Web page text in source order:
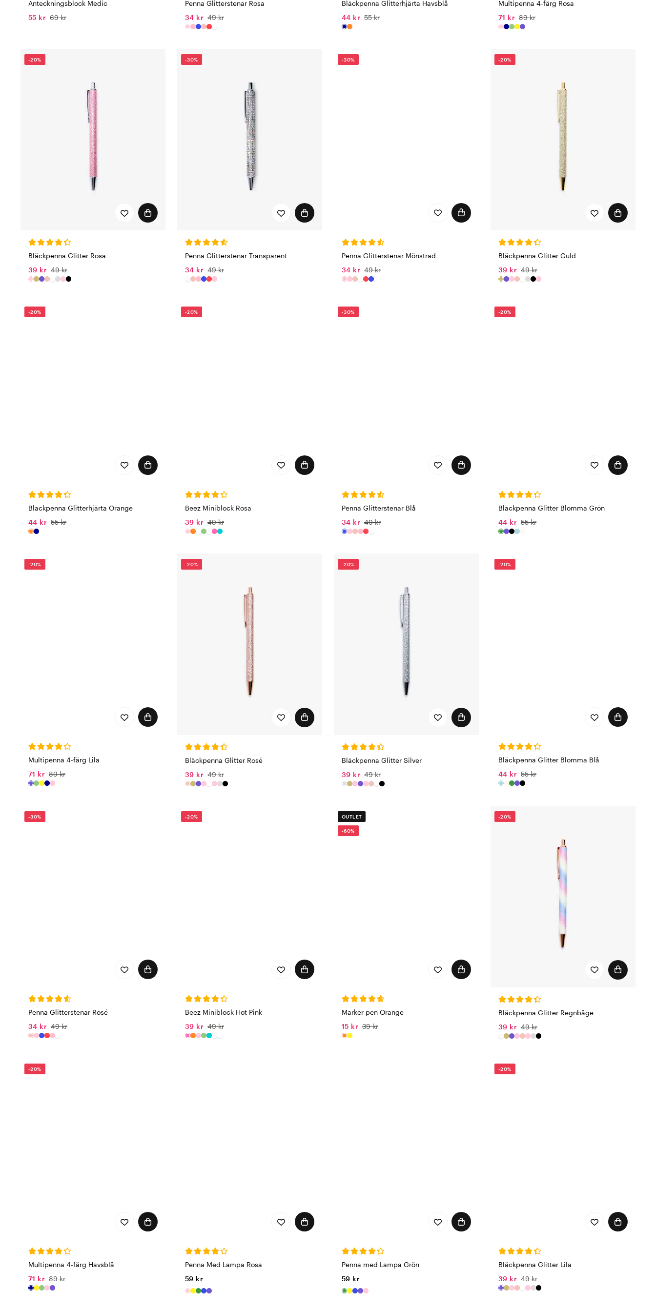
Anteckningsblock Medic
55 kr 69 kr
Penna Glitterstenar Rosa
34 kr 49 kr
Bläckpenna Glitterhjärta Havsblå
44 kr 55 kr
Multipenna 4-färg Rosa
71 kr 89 kr
-20%
Bläckpenna Glitter Rosa
39 kr 49 kr
-30%
Penna Glitterstenar Transparent
34 kr 49 kr
-30%
Penna Glitterstenar Mönstrad
34 kr 49 kr
-20%
Bläckpenna Glitter Guld
39 kr 49 kr
-20%
Bläckpenna Glitterhjärta Orange
44 kr 55 kr
-20%
Beez Miniblock Rosa
39 kr 49 kr
-30%
Penna Glitterstenar Blå
34 kr 49 kr
-20%
Bläckpenna Glitter Blomma Grön
44 kr 55 kr
-20%
Multipenna 4-färg Lila
71 kr 89 kr
-20%
Bläckpenna Glitter Rosé
39 kr 49 kr
-20%
Bläckpenna Glitter Silver
39 kr 49 kr
-20%
Bläckpenna Glitter Blomma Blå
44 kr 55 kr
-30%
Penna Glitterstenar Rosé
34 kr 49 kr
-20%
Beez Miniblock Hot Pink
39 kr 49 kr
OUTLET
-60%
Marker pen Orange
15 kr 39 kr
-20%
Bläckpenna Glitter Regnbåge
39 kr 49 kr
-20%
Multipenna 4-färg Havsblå
71 kr 89 kr
Penna Med Lampa Rosa
59 kr
Penna med Lampa Grön
59 kr
-20%
Bläckpenna Glitter Lila
39 kr 49 kr